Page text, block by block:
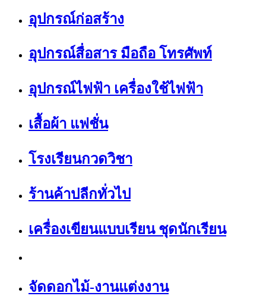
อุปกรณ์ก่อสร้าง
อุปกรณ์สื่อสาร มือถือ โทรศัพท์
อุปกรณ์ไฟฟ้า เครื่องใช้ไฟฟ้า
เสื้อผ้า แฟชั่น
โรงเรียนกวดวิชา
ร้านค้าปลีกทั่วไป
เครื่องเขียนแบบเรียน ชุดนักเรียน
จัดดอกไม้-งานแต่งงาน